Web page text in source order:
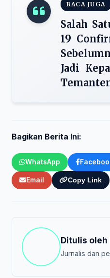
BACA JUGA
Salah
19
Jadi
Bagikan Berita Ini:
WhatsApp
Email Copy Link
Ditulis oleh
Jurnalis dan